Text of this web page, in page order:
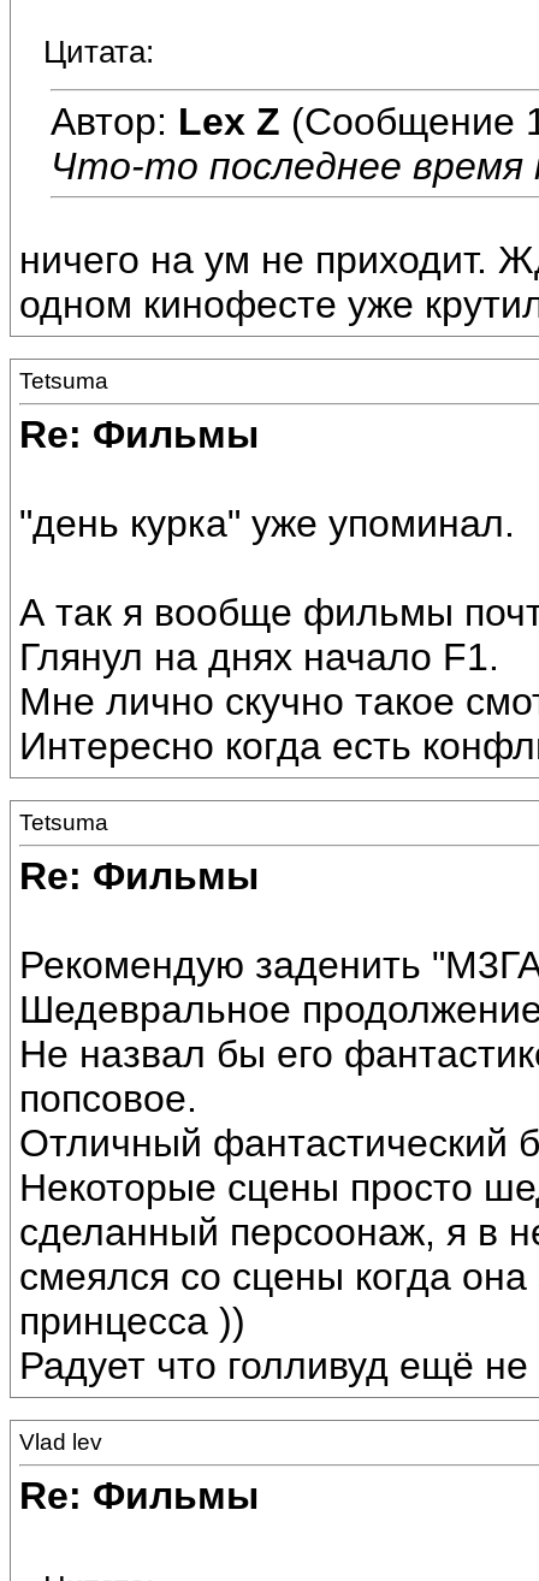
Цитата:
Автор: Lex Z (Сообщение
Что-то последнее
ничего на ум не приходит.
одном кинофесте уже
Tetsuma
Re: Фильмы
"день курка" уже упоминал.
А так я вообще фильмы
Глянул на днях начало F1.
Мне лично скучно такое
Интересно когда есть
Tetsuma
Re: Фильмы
Рекомендую заденить
Шедевральное
Не назвал бы его
попсовое.
Отличный фантастический
Некоторые сцены просто
сделанный персоонаж, я в
смеялся со сцены когда
принцесса ))
Радует что голливуд ещё не
Vlad lev
Re: Фильмы